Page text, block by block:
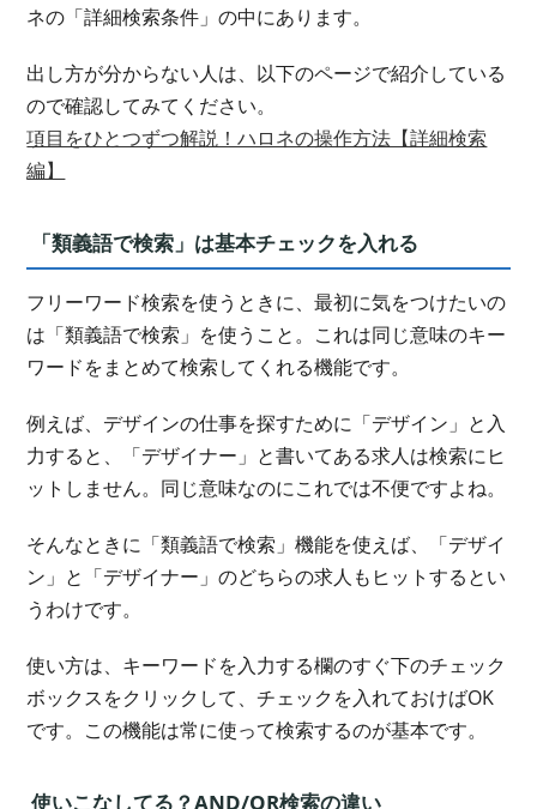
ネの「詳細検索条件」の中にあります。
出し方が分からない人は、以下のページで紹介している
ので確認してみてください。
項目をひとつずつ解説！ハロネの操作方法【詳細検索
編】
「類義語で検索」は基本チェックを入れる
フリーワード検索を使うときに、最初に気をつけたいの
は「類義語で検索」を使うこと。これは同じ意味のキー
ワードをまとめて検索してくれる機能です。
例えば、デザインの仕事を探すために「デザイン」と入
力すると、「デザイナー」と書いてある求人は検索にヒ
ットしません。同じ意味なのにこれでは不便ですよね。
そんなときに「類義語で検索」機能を使えば、「デザイ
ン」と「デザイナー」のどちらの求人もヒットするとい
うわけです。
使い方は、キーワードを入力する欄のすぐ下のチェック
ボックスをクリックして、チェックを入れておけばOK
です。この機能は常に使って検索するのが基本です。
使いこなしてる？AND/OR検索の違い